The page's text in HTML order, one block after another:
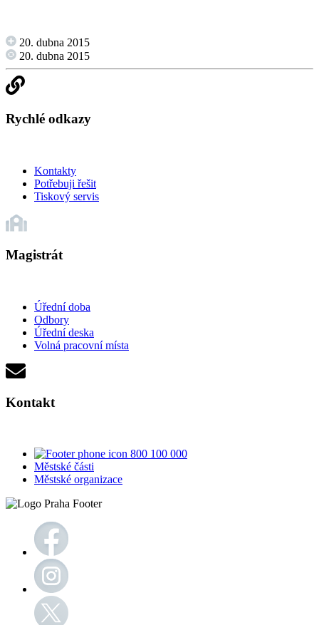
20. dubna 2015
20. dubna 2015
Rychlé odkazy
Kontakty
Potřebuji řešit
Tiskový servis
Magistrát
Úřední doba
Odbory
Úřední deska
Volná pracovní místa
Kontakt
800 100 000
Městské části
Městské organizace